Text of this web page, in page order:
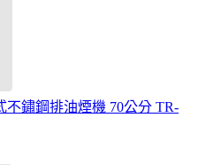
不鏽鋼排油煙機 70公分 TR-